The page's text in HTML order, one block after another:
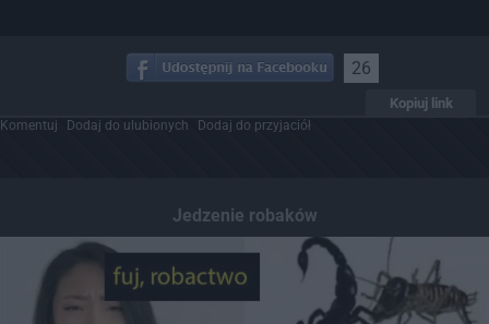
26
Kopiuj link
Komentuj Dodaj do ulubionych Dodaj do przyjaciół
Jedzenie robaków